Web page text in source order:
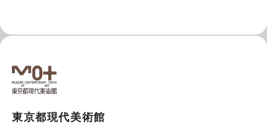
東京都現代美術館